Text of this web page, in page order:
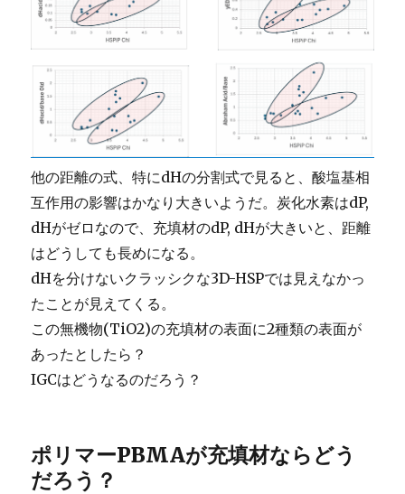
他の距離の式、特にdHの分割式で見ると、酸塩基相
互作用の影響はかなり大きいようだ。炭化水素はdP,
dHがゼロなので、充填材のdP, dHが大きいと、距離
はどうしても長めになる。
dHを分けないクラッシクな3D-HSPでは見えなかっ
たことが見えてくる。
この無機物(TiO2)の充填材の表面に2種類の表面が
あったとしたら？
IGCはどうなるのだろう？
ポリマーPBMAが充填材ならどう
だろう？